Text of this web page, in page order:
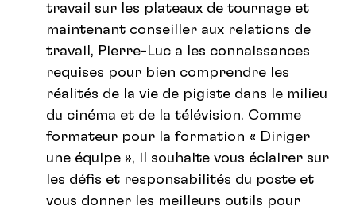
travail sur les plateaux de tournage et
maintenant conseiller aux relations de
travail, Pierre-Luc a les connaissances
requises pour bien comprendre les
réalités de la vie de pigiste dans le milieu
du cinéma et de la télévision. Comme
formateur pour la formation « Diriger
une équipe », il souhaite vous éclairer sur
les défis et responsabilités du poste et
vous donner les meilleurs outils pour